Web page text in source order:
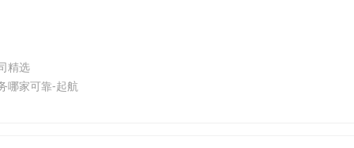
精选
哪家可靠-起航